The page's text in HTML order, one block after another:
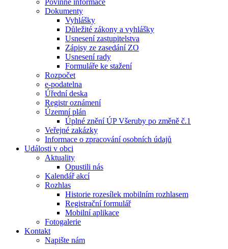
Povinné informace
Dokumenty
Vyhlášky
Důležité zákony a vyhlášky
Usnesení zastupitelstva
Zápisy ze zasedání ZO
Usnesení rady
Formuláře ke stažení
Rozpočet
e-podatelna
Úřední deska
Registr oznámení
Územní plán
Úplné znění ÚP Všeruby po změně č.1
Veřejné zakázky
Informace o zpracování osobních údajů
Události v obci
Aktuality
Opustili nás
Kalendář akcí
Rozhlas
Historie rozesílek mobilním rozhlasem
Registrační formulář
Mobilní aplikace
Fotogalerie
Kontakt
Napište nám